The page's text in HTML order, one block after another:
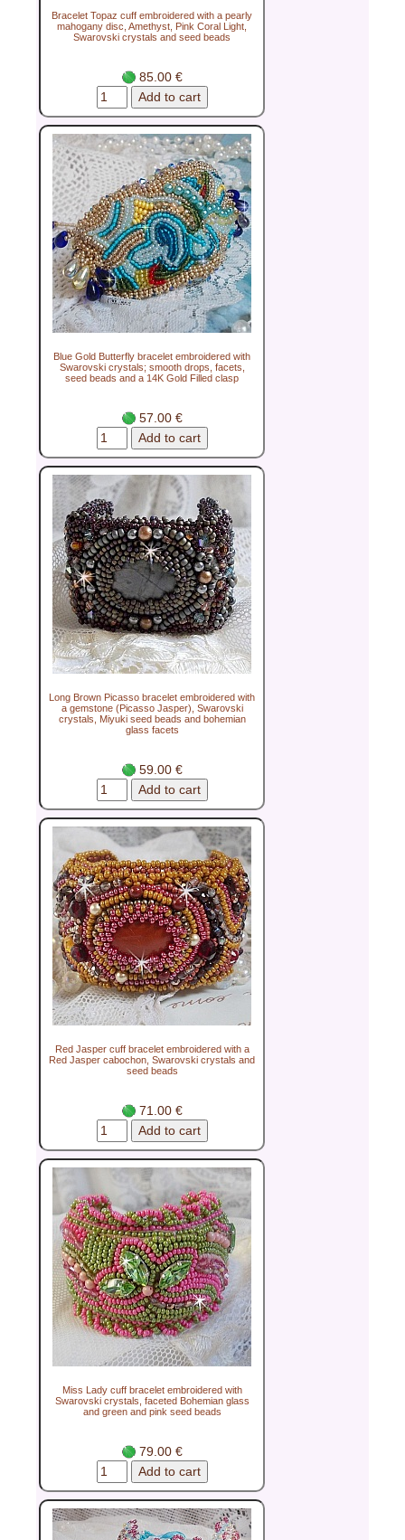
Bracelet Topaz cuff embroidered with a pearly
mahogany disc, Amethyst, Pink Coral Light,
Swarovski crystals and seed beads
85.00 €
Blue Gold Butterfly bracelet embroidered with
Swarovski crystals; smooth drops, facets,
seed beads and a 14K Gold Filled clasp
57.00 €
Long Brown Picasso bracelet embroidered with
a gemstone (Picasso Jasper), Swarovski
crystals, Miyuki seed beads and bohemian
glass facets
59.00 €
Red Jasper cuff bracelet embroidered with a
Red Jasper cabochon, Swarovski crystals and
seed beads
71.00 €
Miss Lady cuff bracelet embroidered with
Swarovski crystals, faceted Bohemian glass
and green and pink seed beads
79.00 €